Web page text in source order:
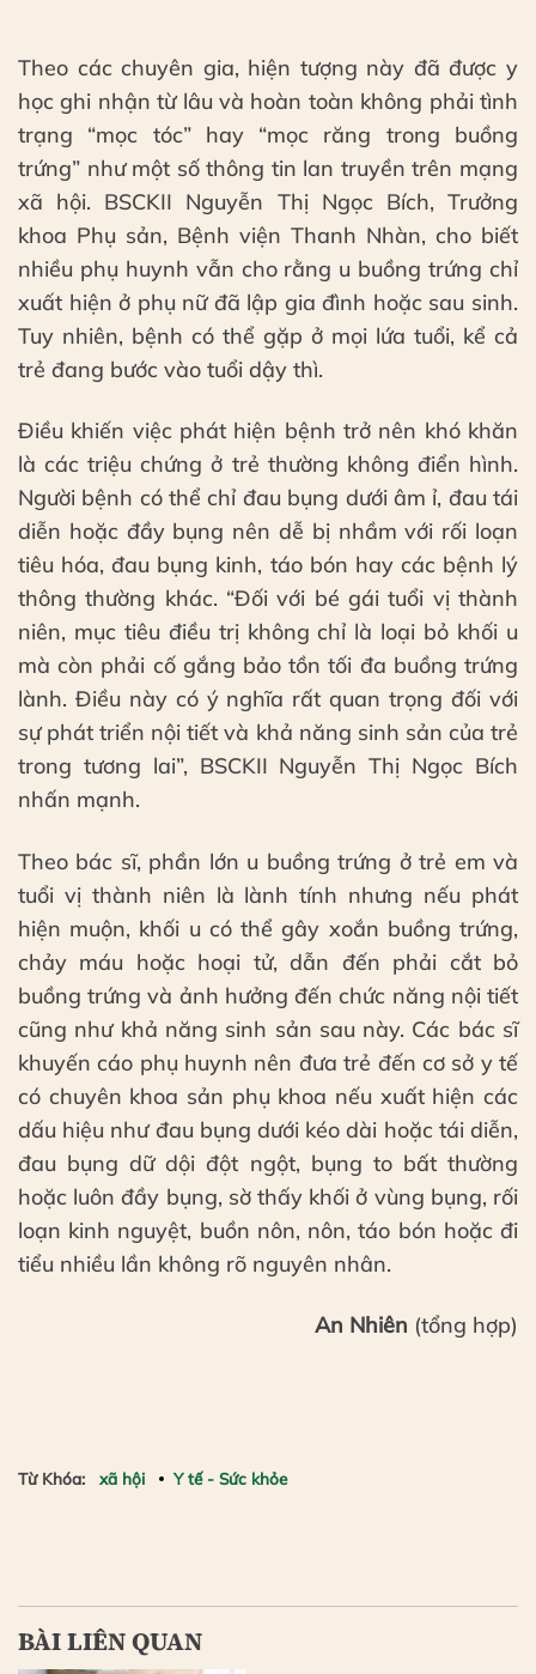
Theo các chuyên gia, hiện tượng này đã được y
học ghi nhận từ lâu và hoàn toàn không phải tình
trạng “mọc tóc” hay “mọc răng trong buồng
trứng” như một số thông tin lan truyền trên mạng
xã hội. BSCKII Nguyễn Thị Ngọc Bích, Trưởng
khoa Phụ sản, Bệnh viện Thanh Nhàn, cho biết
nhiều phụ huynh vẫn cho rằng u buồng trứng chỉ
xuất hiện ở phụ nữ đã lập gia đình hoặc sau sinh.
Tuy nhiên, bệnh có thể gặp ở mọi lứa tuổi, kể cả
trẻ đang bước vào tuổi dậy thì.
Điều khiến việc phát hiện bệnh trở nên khó khăn
là các triệu chứng ở trẻ thường không điển hình.
Người bệnh có thể chỉ đau bụng dưới âm ỉ, đau tái
diễn hoặc đầy bụng nên dễ bị nhầm với rối loạn
tiêu hóa, đau bụng kinh, táo bón hay các bệnh lý
thông thường khác. “Đối với bé gái tuổi vị thành
niên, mục tiêu điều trị không chỉ là loại bỏ khối u
mà còn phải cố gắng bảo tồn tối đa buồng trứng
lành. Điều này có ý nghĩa rất quan trọng đối với
sự phát triển nội tiết và khả năng sinh sản của trẻ
trong tương lai”, BSCKII Nguyễn Thị Ngọc Bích
nhấn mạnh.
Theo bác sĩ, phần lớn u buồng trứng ở trẻ em và
tuổi vị thành niên là lành tính nhưng nếu phát
hiện muộn, khối u có thể gây xoắn buồng trứng,
chảy máu hoặc hoại tử, dẫn đến phải cắt bỏ
buồng trứng và ảnh hưởng đến chức năng nội tiết
cũng như khả năng sinh sản sau này. Các bác sĩ
khuyến cáo phụ huynh nên đưa trẻ đến cơ sở y tế
có chuyên khoa sản phụ khoa nếu xuất hiện các
dấu hiệu như đau bụng dưới kéo dài hoặc tái diễn,
đau bụng dữ dội đột ngột, bụng to bất thường
hoặc luôn đầy bụng, sờ thấy khối ở vùng bụng, rối
loạn kinh nguyệt, buồn nôn, nôn, táo bón hoặc đi
tiểu nhiều lần không rõ nguyên nhân.
An Nhiên (tổng hợp)
Từ Khóa: xã hội Y tế - Sức khỏe
BÀI LIÊN QUAN